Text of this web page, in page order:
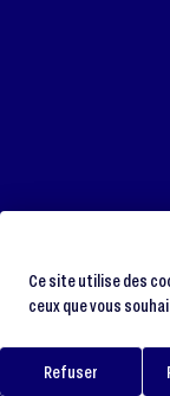
Galerie
Ce site utilise des
ceux que vous
Refuser